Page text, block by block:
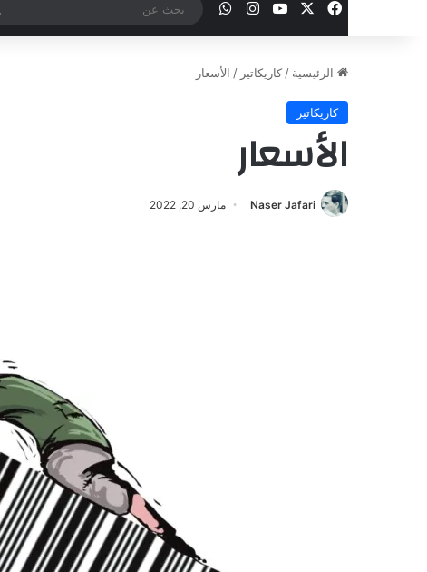
فيسبوك ‫YouTube
انستقرامواتساب
الرئيسية / كاريكاتير / الأسعار
كاريكاتير
الأسعار
Naser Jafari مارس 20, 2022